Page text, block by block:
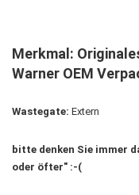
Merkmal:
Warner OEM
Wastegate: Extern
bitte denken Sie immer
oder öfter" :-(